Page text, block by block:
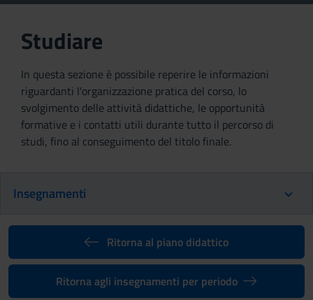
Studiare
In questa sezione è possibile reperire le informazioni
riguardanti l'organizzazione pratica del corso, lo
svolgimento delle attività didattiche, le opportunità
formative e i contatti utili durante tutto il percorso di
studi, fino al conseguimento del titolo finale.
Insegnamenti
Ritorna al piano didattico
Ritorna agli insegnamenti per periodo